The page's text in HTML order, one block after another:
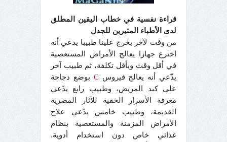
قراءة نفسية في خطاب اليقين المطلق
لدى الأطباء المثيرين للجدل
من وقت لآخر يخرج علينا طبيبا يدعي أنه
اخترع جهازا يعالج الأمراض المستعصية
في أقل وقت وبأقل تكلفة، ثم طبيب آخر
يدّعي أنه يعالج فيروسC بوضع دجاجة
على كبد المريض، وطبيب رابع يدّعي
معرفة الأسرار الخفية للآثار المصرية
القديمة، وطبيب خامس يدّعي علاج
الأمراض المزمنة والمستعصية بنظام
غذائي خاص دون استخدام أدوية.